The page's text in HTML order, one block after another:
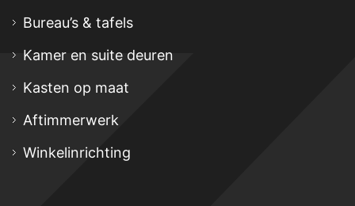
Bureau’s & tafels
Kamer en suite deuren
Kasten op maat
Aftimmerwerk
Winkelinrichting